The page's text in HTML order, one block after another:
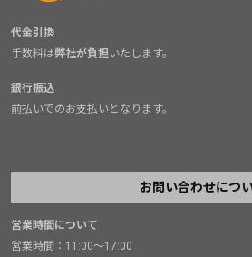
代金引換
手数料は弊社が負担いたします。
銀行振込
前払いでのお支払いとなります。
お問い合わせにつ
営業時間について
営業時間：11:00～17:00